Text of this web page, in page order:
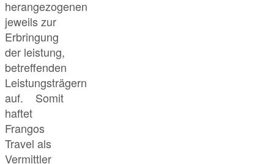
herangezogenen
jeweils zur
Erbringung
der leistung,
betreffenden
Leistungsträgern
auf. Somit
haftet
Frangos
Travel als
Vermittler